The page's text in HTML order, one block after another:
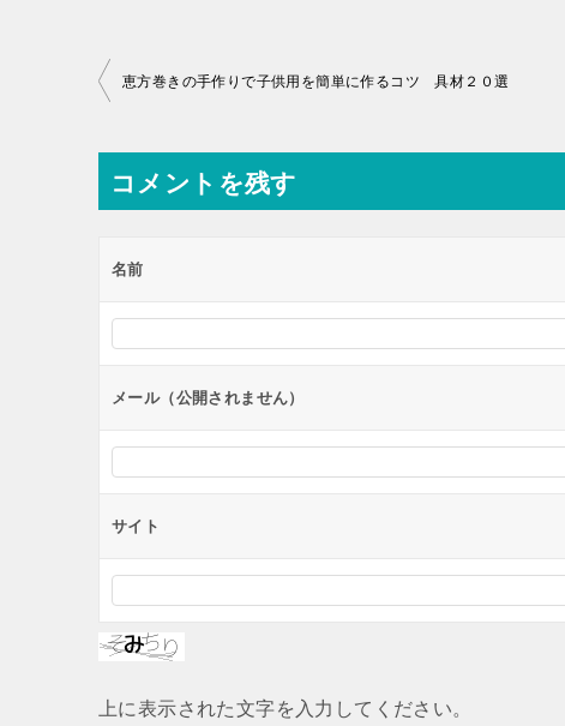
投
ナ
ビ
ー
ョ
ン
恵方巻きの手作りで子供用を簡単に作るコツ 具材２０選
コメントを残す
名前
メール（公開されません）
サイト
上に表示された文字を入力してください。